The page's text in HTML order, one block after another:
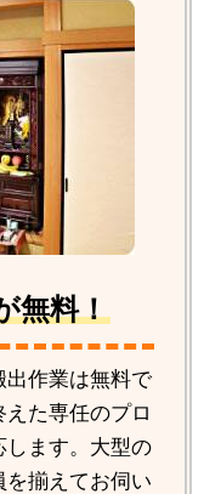
無料！
出作業は無料で
た専任のプロ
します。大型の
揃えてお伺い